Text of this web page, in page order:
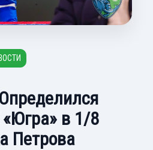
в 1/8
Петрова